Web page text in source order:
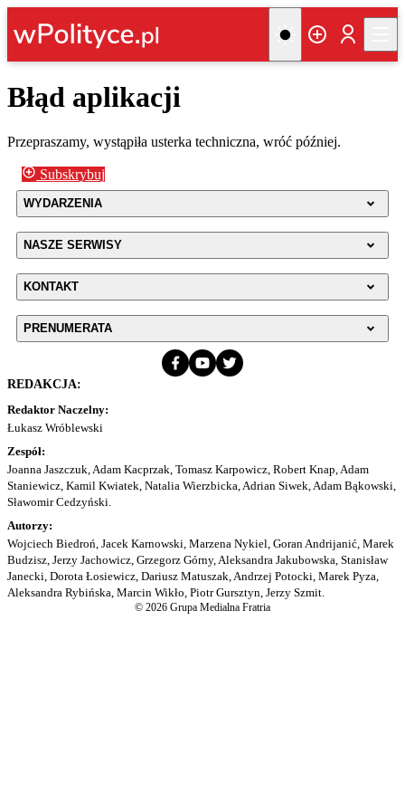
Błąd aplikacji
Przepraszamy, wystąpiła usterka techniczna, wróć później.
Subskrybuj
WYDARZENIA
NASZE SERWISY
KONTAKT
PRENUMERATA
REDAKCJA:
Redaktor Naczelny:
Łukasz Wróblewski
Zespół:
Joanna Jaszczuk, Adam Kacprzak, Tomasz Karpowicz, Robert Knap, Adam
Staniewicz, Kamil Kwiatek, Natalia Wierzbicka, Adrian Siwek, Adam Bąkowski,
Sławomir Cedzyński.
Autorzy:
Wojciech Biedroń, Jacek Karnowski, Marzena Nykiel, Goran Andrijanić, Marek
Budzisz, Jerzy Jachowicz, Grzegorz Górny, Aleksandra Jakubowska, Stanisław
Janecki, Dorota Łosiewicz, Dariusz Matuszak, Andrzej Potocki, Marek Pyza,
Aleksandra Rybińska, Marcin Wikło, Piotr Gursztyn, Jerzy Szmit.
© 2026 Grupa Medialna Fratria